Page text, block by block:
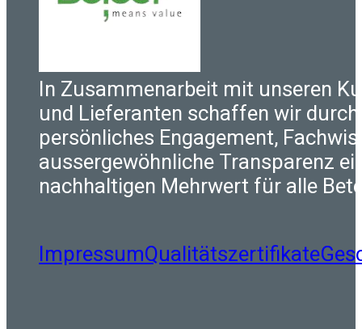
In Zusammenarbeit mit unseren
und Lieferanten schaffen wir durch
persönliches Engagement,
aussergewöhnliche Transparenz
nachhaltigen Mehrwert für alle
ImpressumQualitätszertifikate